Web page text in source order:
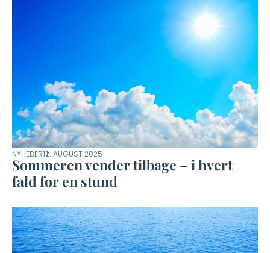
NYHEDER12. AUGUST 2025
Sommeren vender tilbage – i hvert
fald for en stund